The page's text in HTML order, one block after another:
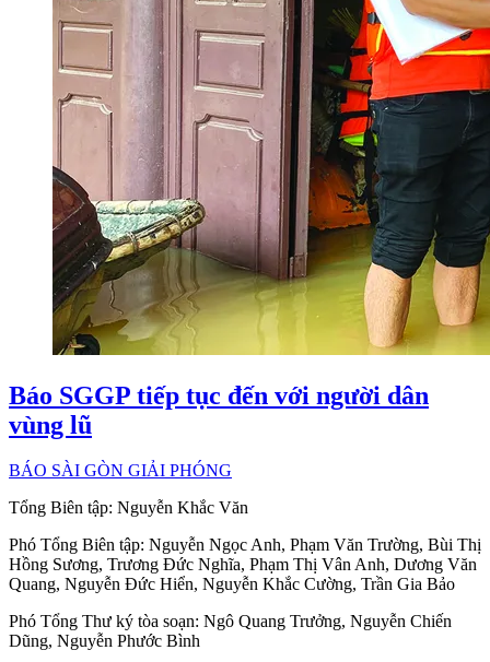
Báo SGGP tiếp tục đến với người dân
vùng lũ
BÁO SÀI GÒN GIẢI PHÓNG
Tổng Biên tập: Nguyễn Khắc Văn
Phó Tổng Biên tập: Nguyễn Ngọc Anh, Phạm Văn Trường, Bùi Thị
Hồng Sương, Trương Đức Nghĩa, Phạm Thị Vân Anh, Dương Văn
Quang, Nguyễn Đức Hiển, Nguyễn Khắc Cường, Trần Gia Bảo
Phó Tổng Thư ký tòa soạn: Ngô Quang Trưởng, Nguyễn Chiến
Dũng, Nguyễn Phước Bình